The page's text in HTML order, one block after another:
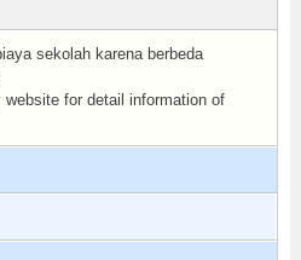
sekolah karena berbeda
for detail information of